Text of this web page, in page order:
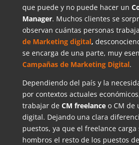
que puede y no puede hacer un
Manager. Muchos clientes se
observan cuántas personas
de Marketing digital,
se encarga de una parte, muy
Campañas de Marketing Digital.
Dependiendo del país y la
por contextos actuales
trabajar de CM freelanceo CM de
digital. Dejando una clara
puestos, ya que el freelance carga
hombros el resto de los puestos